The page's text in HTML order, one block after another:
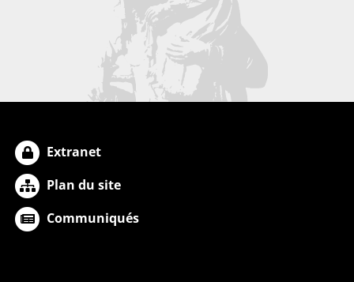
Extranet
Plan du site
Communiqués